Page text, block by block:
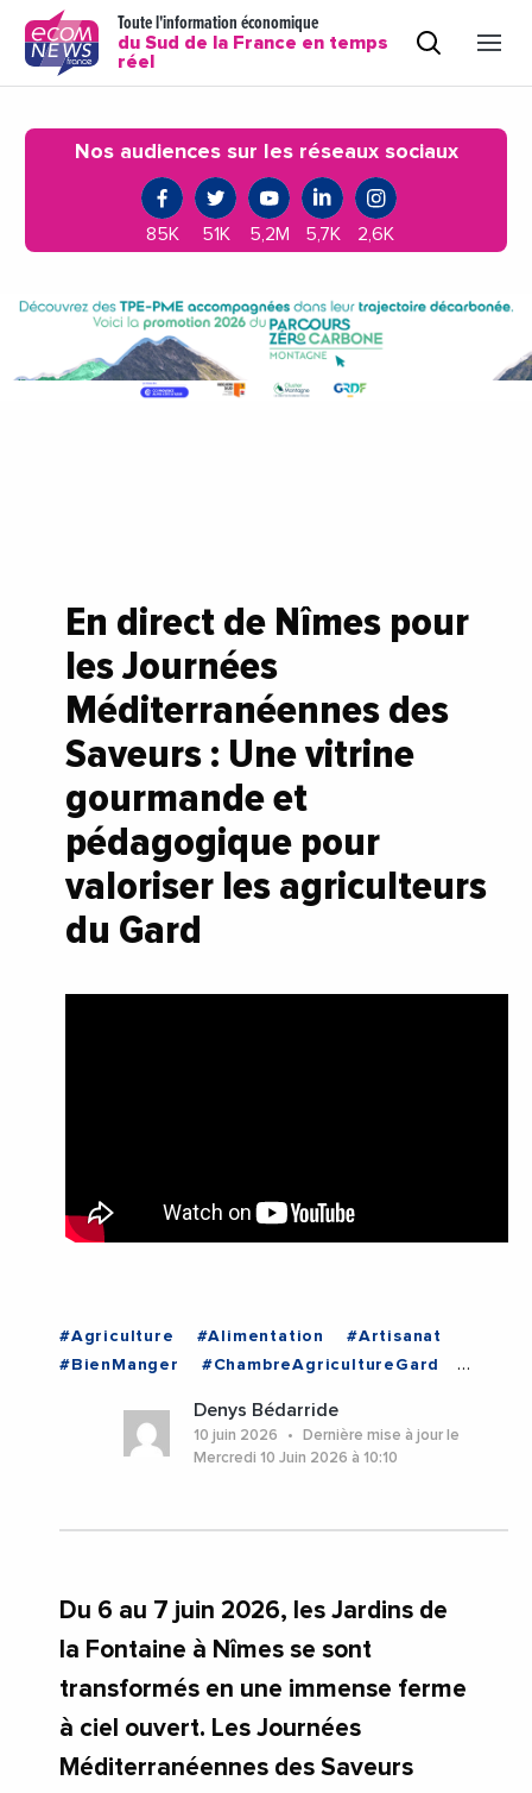
Toute l'information économique
du Sud de la France en temps
réel
Nos audiences sur les réseaux sociaux
85K 51K 5,2M 5,7K 2,6K
En direct de Nîmes pour
les Journées
Méditerranéennes des
Saveurs : Une vitrine
gourmande et
pédagogique pour
valoriser les agriculteurs
du Gard
#Agriculture #Alimentation
#Artisanat
#BienManger
#ChambreAgricultureGard
#Enseignement
#Gastronomie
#MagaliSaumade
#NimesMetropole
#VilleDeNimes
#VincentBouget
Denys Bédarride
10 juin 2026
Dernière mise à jour le
Mercredi 10 Juin 2026 à 10:10
Du 6 au 7 juin 2026, les Jardins de
la Fontaine à Nîmes se sont
transformés en une immense ferme
à ciel ouvert. Les Journées
Méditerranéennes des Saveurs